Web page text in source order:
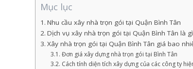
Mục lục
Nhu cầu xây nhà trọn gói tại Quận Bình Tân
Dịch vụ xây nhà trọn gói tại Quận Bình Tân là
Xây nhà trọn gói tại Quận Bình Tân giá bao
Đơn giá xây dựng nhà trọn gói tại Bình Tân
Cách tính diện tích xây dựng của các công ty